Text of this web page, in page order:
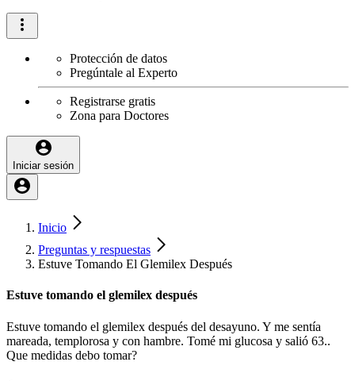
Protección de datos
Pregúntale al Experto
Registrarse gratis
Zona para Doctores
Iniciar sesión
Inicio
Preguntas y respuestas
Estuve Tomando El Glemilex Después
Estuve tomando el glemilex después
Estuve tomando el glemilex después del desayuno. Y me sentía
mareada, templorosa y con hambre. Tomé mi glucosa y salió 63..
Que medidas debo tomar?